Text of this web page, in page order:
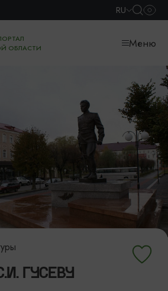
RU
ОБЛАСТИ
Меню
ГУСЕВУ